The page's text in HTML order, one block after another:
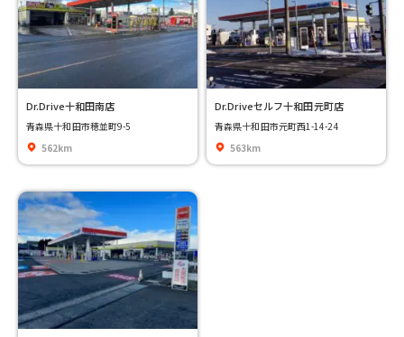
Dr.Drive十和田南店
青森県十和田市穂並町9-5
562km
Dr.Driveセルフ十和田元町店
青森県十和田市元町西1-14-24
563km